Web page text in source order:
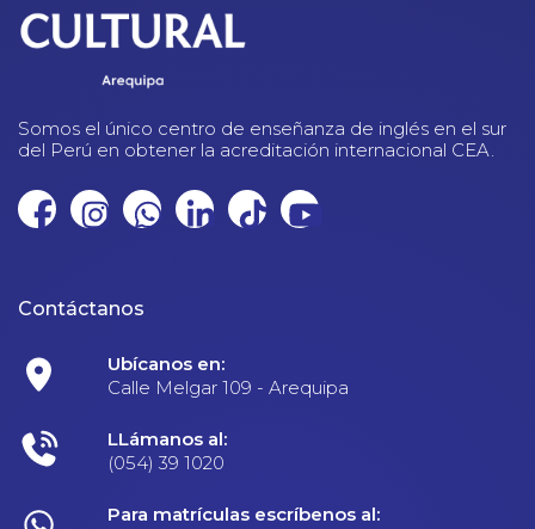
Somos el único centro de enseñanza de inglés en el sur
del Perú en obtener la acreditación internacional CEA.
Contáctanos
Ubícanos en:
Calle Melgar 109 - Arequipa
LLámanos al:
(054) 39 1020
Para matrículas escríbenos al: